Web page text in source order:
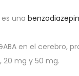
una
en el cerebro,
20 mg y 50 mg.